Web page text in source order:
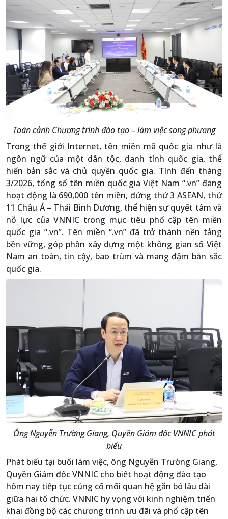
Toàn cảnh Chương trình đào tạo – làm việc song phương
Trong thế giới Internet, tên miền mã quốc gia như là
ngôn ngữ của một dân tộc, danh tính quốc gia, thể
hiển bản sắc và chủ quyền quốc gia. Tính đến tháng
3/2026, tổng số tên miền quốc gia Việt Nam “.vn” đang
hoạt động là 690,000 tên miền, đứng thứ 3 ASEAN, thứ
11 Châu Á – Thái Bình Dương, thể hiện sự quyết tâm và
nỗ lực của VNNIC trong mục tiêu phổ cập tên miền
quốc gia “.vn”. Tên miền “.vn” đã trở thành nền tảng
bền vững, góp phần xây dựng một không gian số Việt
Nam an toàn, tin cậy, bao trùm và mang đậm bản sắc
quốc gia.
Ông Nguyễn Trường Giang, Quyền Giám đốc VNNIC phát
biểu
Phát biểu tại buổi làm việc, ông Nguyễn Trường Giang,
Quyền Giám đốc VNNIC cho biết hoạt động đào tạo
hôm nay tiếp tục củng cố mối quan hệ gắn bó lâu dài
giữa hai tổ chức. VNNIC hy vọng với kinh nghiệm triển
khai đồng bộ các chương trình ưu đãi và phổ cập tên